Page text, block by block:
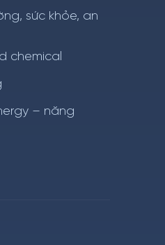
sức khỏe, an
chemical
– năng